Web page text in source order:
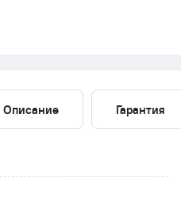
Описание Гарантия